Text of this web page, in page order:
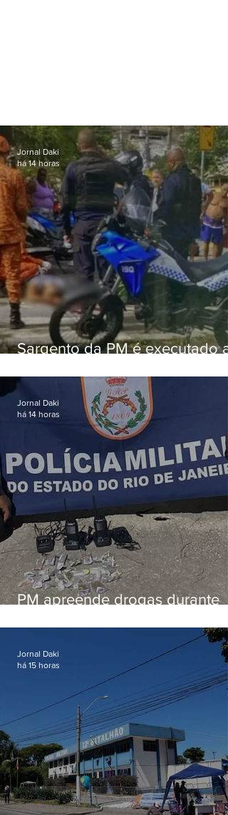
Sargento da PM é executado a
em Vaz Lobo
Jornal Daki
há 14 horas
PM apreende drogas durante
Jornal Daki
há 14 horas
Jornal Daki
há 15 horas